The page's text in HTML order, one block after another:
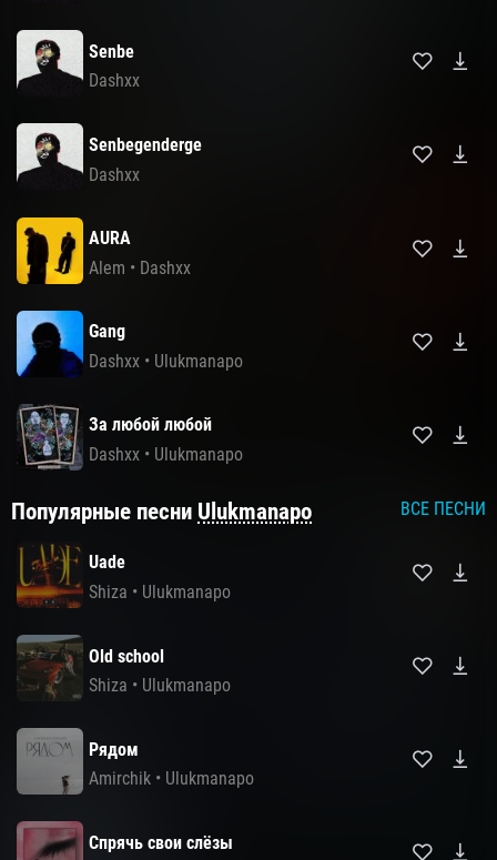
Senbe
Dashxx
Senbegenderge
Dashxx
AURA
Alem • Dashxx
Gang
Dashxx • Ulukmanapo
За любой любой
Dashxx • Ulukmanapo
Популярные песни Ulukmanapo ВСЕ ПЕСНИ
Uade
Shiza • Ulukmanapo
Old school
Shiza • Ulukmanapo
Рядом
Amirchik • Ulukmanapo
Спрячь свои слёзы